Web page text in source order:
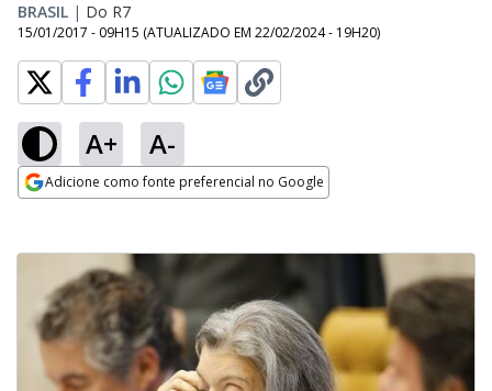
BRASIL | Do R7
15/01/2017 - 09H15 (ATUALIZADO EM 22/02/2024 - 19H20)
A+ A-
Adicione como fonte preferencial no Google